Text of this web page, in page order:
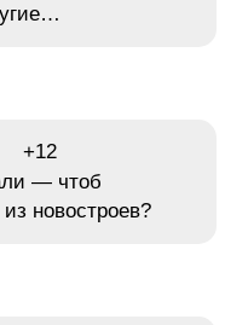
+12
— чтоб
новостроев?